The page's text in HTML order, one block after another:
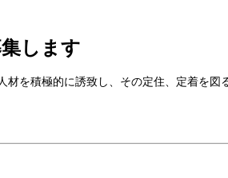
します
を積極的に誘致し、その定住、定着を図